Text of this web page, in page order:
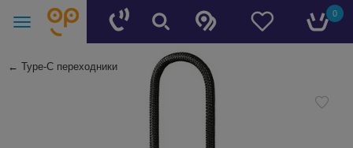
0
← Type-C переходники